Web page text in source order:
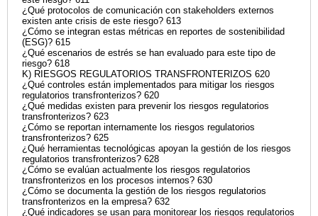
¿Qué protocolos de comunicación con stakeholders externos
existen ante crisis de este riesgo? 613
¿Cómo se integran estas métricas en reportes de sostenibilidad
(ESG)? 615
¿Qué escenarios de estrés se han evaluado para este tipo de
riesgo? 618
K) RIESGOS REGULATORIOS TRANSFRONTERIZOS 620
¿Qué controles están implementados para mitigar los riesgos
regulatorios transfronterizos? 620
¿Qué medidas existen para prevenir los riesgos regulatorios
transfronterizos? 623
¿Cómo se reportan internamente los riesgos regulatorios
transfronterizos? 625
¿Qué herramientas tecnológicas apoyan la gestión de los riesgos
regulatorios transfronterizos? 628
¿Cómo se evalúan actualmente los riesgos regulatorios
transfronterizos en los procesos internos? 630
¿Cómo se documenta la gestión de los riesgos regulatorios
transfronterizos en la empresa? 632
¿Qué indicadores se usan para monitorear los riesgos regulatorios